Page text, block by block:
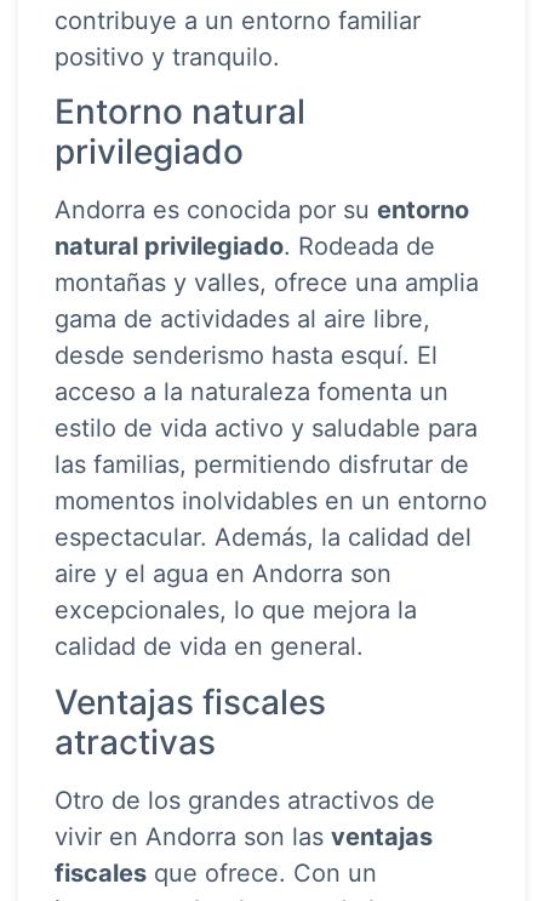
contribuye a un entorno familiar
positivo y tranquilo.
Entorno natural
privilegiado
Andorra es conocida por su entorno
natural privilegiado. Rodeada de
montañas y valles, ofrece una amplia
gama de actividades al aire libre,
desde senderismo hasta esquí. El
acceso a la naturaleza fomenta un
estilo de vida activo y saludable para
las familias, permitiendo disfrutar de
momentos inolvidables en un entorno
espectacular. Además, la calidad del
aire y el agua en Andorra son
excepcionales, lo que mejora la
calidad de vida en general.
Ventajas fiscales
atractivas
Otro de los grandes atractivos de
vivir en Andorra son las ventajas
fiscales que ofrece. Con un